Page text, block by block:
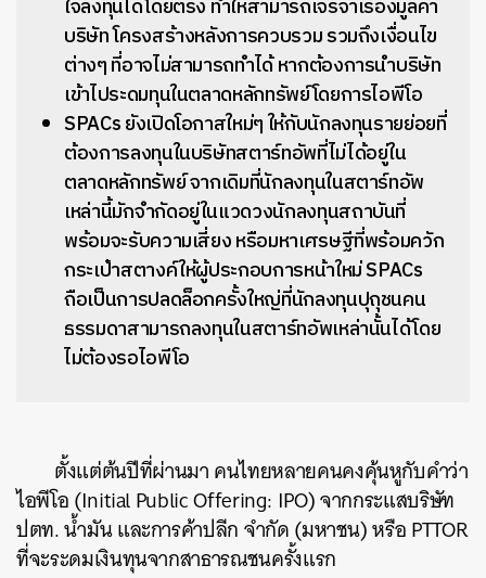
ใจลงทุนได้โดยตรง ทำให้สามารถเจรจาเรื่องมูลค่า
บริษัท โครงสร้างหลังการควบรวม รวมถึงเงื่อนไข
ต่างๆ ที่อาจไม่สามารถทำได้ หากต้องการนำบริษัท
เข้าไประดมทุนในตลาดหลักทรัพย์โดยการไอพีโอ
SPACs ยังเปิดโอกาสใหม่ๆ ให้กับนักลงทุนรายย่อยที่
ต้องการลงทุนในบริษัทสตาร์ทอัพที่ไม่ได้อยู่ใน
ตลาดหลักทรัพย์ จากเดิมที่นักลงทุนในสตาร์ทอัพ
เหล่านี้มักจำกัดอยู่ในแวดวงนักลงทุนสถาบันที่
พร้อมจะรับความเสี่ยง หรือมหาเศรษฐีที่พร้อมควัก
กระเป๋าสตางค์ให้ผู้ประกอบการหน้าใหม่ SPACs
ถือเป็นการปลดล็อกครั้งใหญ่ที่นักลงทุนปุถุชนคน
ธรรมดาสามารถลงทุนในสตาร์ทอัพเหล่านั้นได้โดย
ไม่ต้องรอไอพีโอ
ตั้งแต่ต้นปีที่ผ่านมา คนไทยหลายคนคงคุ้นหูกับคำว่า
ไอพีโอ (Initial Public Offering: IPO) จากกระแสบริษัท
ปตท. น้ำมัน และการค้าปลีก จำกัด (มหาชน) หรือ PTTOR
ที่จะระดมเงินทุนจากสาธารณชนครั้งแรก